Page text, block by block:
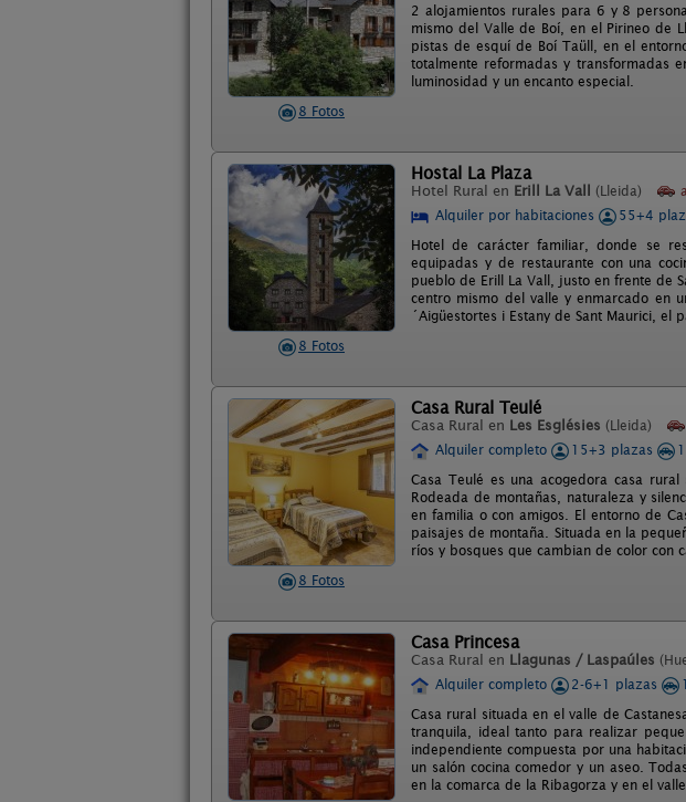
8 Fotos
2 alojamientos rurales para 6 y 8
mismo del Valle de Boí, en el Pirineo de
pistas de esquí de Boí Taüll, en el
totalmente reformadas y transformadas
luminosidad y un encanto especial.
8 Fotos
Hostal La Plaza
Hotel Rural en Erill La Vall (Lleida)
Alquiler por habitaciones
55+4
Hotel de carácter familiar, donde se
equipadas y de restaurante con una
pueblo de Erill La Vall, justo en frente de
centro mismo del valle y enmarcado en
´Aigüestortes i Estany de Sant Maurici,
8 Fotos
Casa Rural Teulé
Casa Rural en Les Esglésies (Lleida)
Alquiler completo
15+3 plazas
Casa Teulé es una acogedora casa
Rodeada de montañas, naturaleza y
en familia o con amigos. El entorno de
paisajes de montaña. Situada en la
ríos y bosques que cambian de color con
Casa Princesa
Casa Rural en Llagunas / Laspaúles
Alquiler completo
2-6+1 plazas
Casa rural situada en el valle de
tranquila, ideal tanto para realizar
independiente compuesta por una
un salón cocina comedor y un aseo.
en la comarca de la Ribagorza y en el